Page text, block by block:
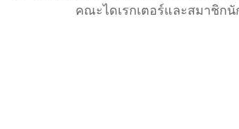
คณะไดเรกเตอร์และสมาชิกนั